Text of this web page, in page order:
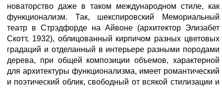
новаторство даже в таком международном стиле, как
функционализм. Так, шекспировский Мемориальный
театр в Стрэдфорде на Айвоне (архитектор Элизабет
Скотт, 1932), облицованный кирпичом разных цветовых
градаций и отделанный в интерьере разными породами
дерева, при общей композиции объемов, характерной
для архитектуры функционализма, имеет романтический
и поэтический облик, свободный от всякой стилизации и